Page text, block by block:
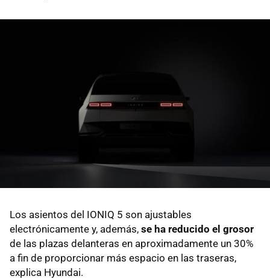
Los asientos del IONIQ 5 son ajustables
electrónicamente y, además, se ha reducido el grosor
de las plazas delanteras en aproximadamente un 30%
a fin de proporcionar más espacio en las traseras,
explica Hyundai.